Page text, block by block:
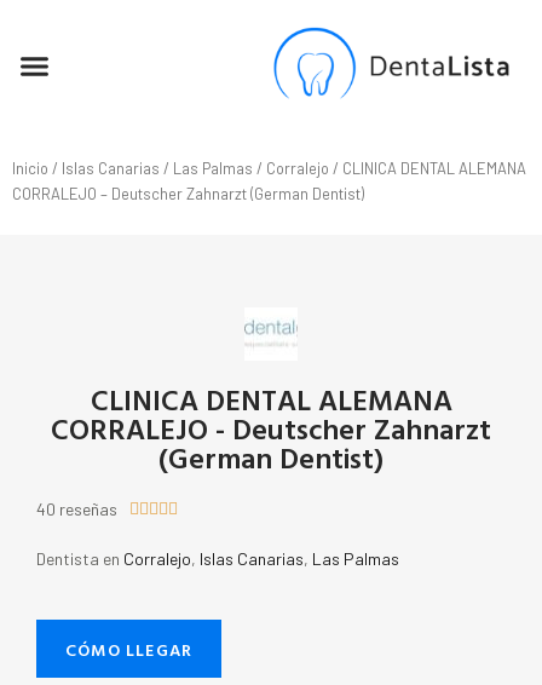
Inicio / Islas Canarias / Las Palmas / Corralejo / CLINICA DENTAL ALEMANA
CORRALEJO – Deutscher Zahnarzt (German Dentist)
CLINICA DENTAL ALEMANA
CORRALEJO - Deutscher Zahnarzt
(German Dentist)
40 reseñas     
Dentista en Corralejo, Islas Canarias, Las Palmas
CÓMO LLEGAR